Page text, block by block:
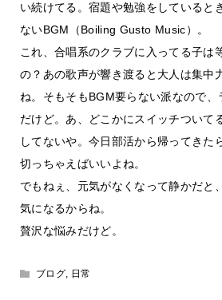
い続けてる。宿題や勉強をしていると
ないBGM（Boiling Gusto Music）。
これ、合唱系のクラブに入ってる子は
の？あの歌声が響き渡ると大人は集中
ね。そもそもBGM要らない派なので
だけど。あ、どこかにスイッチついて
してないや。今日部活から帰ってきた
切っちゃえばいいよね。
でもねぇ、元気がなくなって静かだと
気になるからね。
贅沢な悩みだけど。
ブログ, 日常